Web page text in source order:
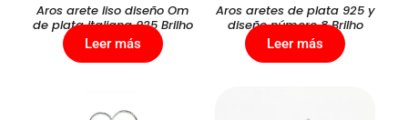
Aros arete liso diseño Om
de plata italiana 925 Brilho
Leer más
Aros aretes de plata 925 y
diseño número 8 Brilho
Leer más